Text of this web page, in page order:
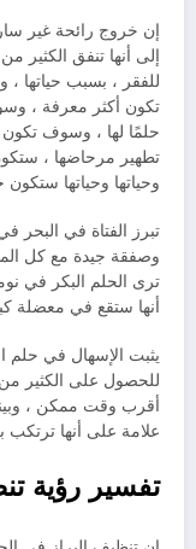
إن خروج رائحة غير
إلى أنها تنفق الكثير
للفقر ، بسبب حياتها
تكون أكثر معرفة ،
حلمًا لها ، وسوف تكون
تطهير مرحاضها ،
وحياتها وحياتها ستكون
تبرز الفتاة في البحر
وصفقة جيدة مع كل
ترى الحلم البكر في
أنها ستقع في معضلة
يثبت الإسهال في حلم
للحصول على الكثير
أقرب وقت ممكن ،
علامة على أنها ترتكب
تفسير رؤية